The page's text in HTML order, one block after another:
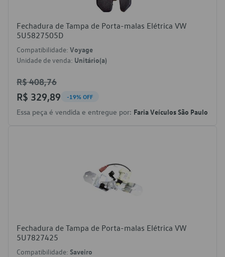
Fechadura de Tampa de Porta-malas Elétrica VW
5U5827505D
Compatibilidade: Voyage
Unidade de venda: Unitário(a)
R$ 408,76
R$ 329,89 -19% OFF
Essa peça é vendida e entregue por: Faria Veículos São Paulo
Fechadura de Tampa de Porta-malas Elétrica VW
5U7827425
Compatibilidade: Saveiro